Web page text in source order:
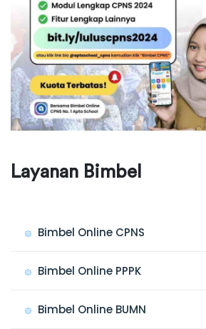
Layanan Bimbel
Bimbel Online CPNS
Bimbel Online PPPK
Bimbel Online BUMN